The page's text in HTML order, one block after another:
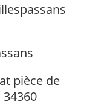
pièce de